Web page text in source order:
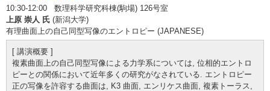
10:30-12:00 数理科学研究科棟(駒場) 126号室
上原 崇人 氏 (新潟大学)
有理曲面上の自己同型写像のエントロピー (JAPANESE)
[ 講演概要 ]
複素曲面上の自己同型写像による力学系については, 位相的エントロ
ピーとの関係において近年多くの研究がなされている. エントロピー
正の写像を許容する曲面は, K3 曲面, エンリケス曲面, 複素トーラス,